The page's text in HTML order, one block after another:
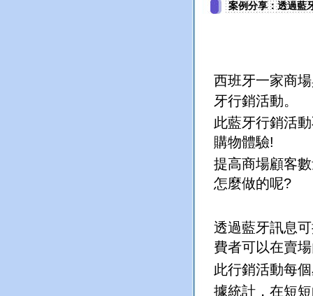
案例分享：透過藍
西班牙一家商
牙行銷活動。
此藍牙行銷活
購物體驗!
提高商場顧客
怎麼做的呢?
透過藍牙訊息
費者可以在賣
此行銷活動每
據統計，在短